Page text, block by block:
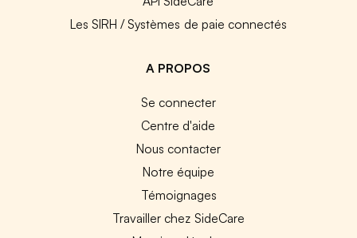
Les SIRH / Systèmes de paie connectés
A PROPOS
Se connecter
Centre d'aide
Nous contacter
Notre équipe
Témoignages
Travailler chez SideCare